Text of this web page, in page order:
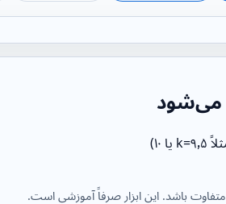
می‌شود
باشد. این ابزار صرفاً آموزشی است.